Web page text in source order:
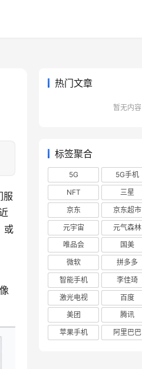
服
或
热门文章
暂无内容
标签聚合
5G 5G手机
NFT
三星
京东
京东超市
元宇宙
元气森林
唯品会
国美
微软
拼多多
智能手机
李佳琦
激光电视
百度
美团
腾讯
苹果手机
阿里巴巴